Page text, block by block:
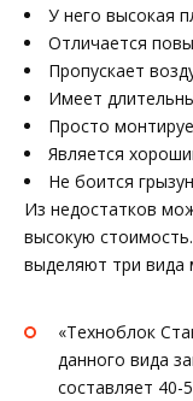
У него высокая
Отличается
Пропускает
Имеет
Просто
Является
Не боится
Из недостатков
высокую
выделяют три вида
«Техноблок
данного вида
составляет 40-